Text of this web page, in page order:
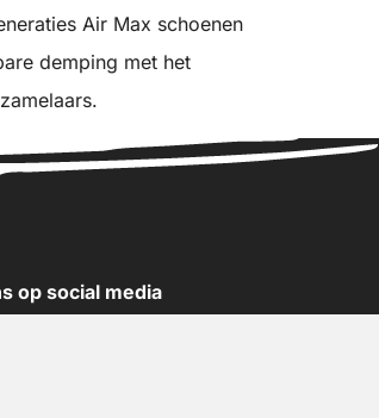
Air Max schoenen
demping met het
op social media